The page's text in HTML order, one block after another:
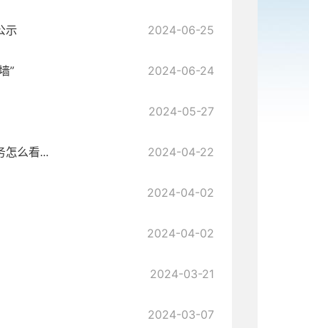
示 2024-06-25
” 2024-06-24
2024-05-27
怎么看... 2024-04-22
2024-04-02
2024-04-02
2024-03-21
2024-03-07